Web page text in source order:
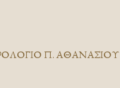
Π. ΑΘΑΝΑΣΙΟΥ